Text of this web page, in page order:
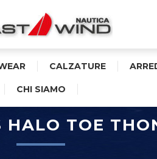
CALZATURE
CHI SIAMO
TOE